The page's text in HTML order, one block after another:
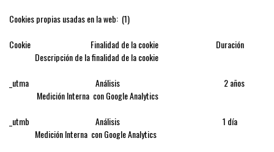
Cookies propias usadas en la web: (1)
Cookie Finalidad de la cookie Duración
Descripción de la finalidad de la cookie
_utma Análisis 2 años
Medición Interna con Google Analytics
_utmb Análisis 1 día
Medición Interna con Google Analytics